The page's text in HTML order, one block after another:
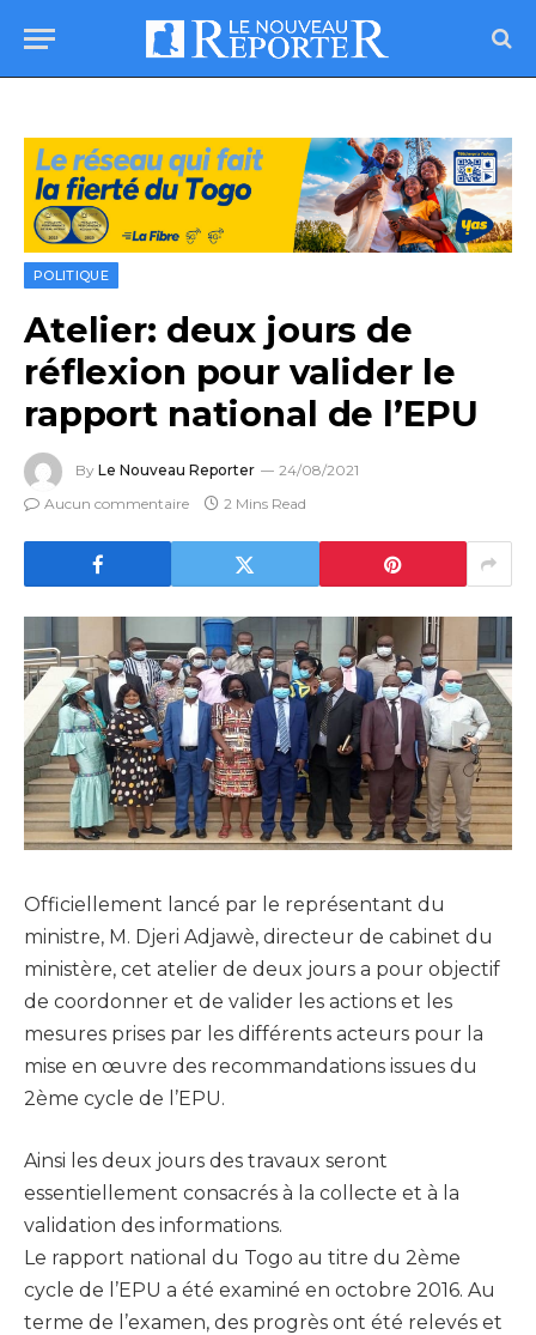
POLITIQUE
Atelier: deux jours de
réflexion pour valider le
rapport national de l’EPU
By Le Nouveau Reporter
24/08/2021
Aucun commentaire
2 Mins Read
Officiellement lancé par le représentant du
ministre, M. Djeri Adjawè, directeur de cabinet du
ministère, cet atelier de deux jours a pour objectif
de coordonner et de valider les actions et les
mesures prises par les différents acteurs pour la
mise en œuvre des recommandations issues du
2ème cycle de l’EPU.
Ainsi les deux jours des travaux seront
essentiellement consacrés à la collecte et à la
validation des informations.
Le rapport national du Togo au titre du 2ème
cycle de l’EPU a été examiné en octobre 2016. Au
terme de l’examen, des progrès ont été relevés et